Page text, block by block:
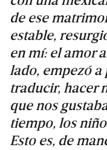
de ese
estable,
en mí: el amor
lado, empezó a
traducir, hacer
que nos
tiempo, los
Esto es, de